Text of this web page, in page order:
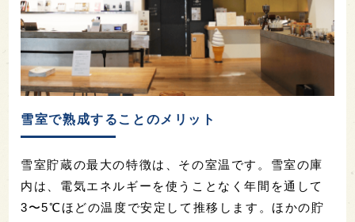
雪室で熟成することのメリット
雪室貯蔵の最大の特徴は、その室温です。雪室の庫
内は、電気エネルギーを使うことなく年間を通して
3〜5℃ほどの温度で安定して推移します。ほかの貯